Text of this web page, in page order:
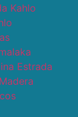
Kahlo
Estrada